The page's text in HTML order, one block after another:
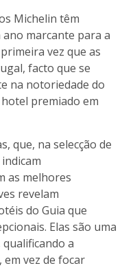
Michelin têm
marcante para a
vez que as
facto que se
na notoriedade do
premiado em
que, na selecção de
as melhores
revelam
do Guia que
Elas são uma
a
vez de focar